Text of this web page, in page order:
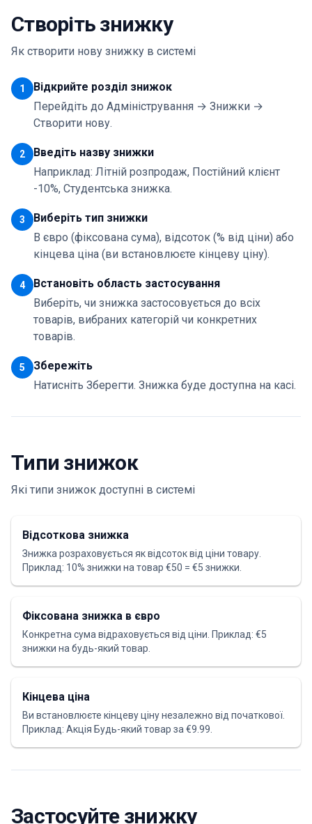
Створіть знижку
Як створити нову знижку в системі
1
Відкрийте розділ знижок
Перейдіть до Адміністрування → Знижки →
Створити нову.
2
Введіть назву знижки
Наприклад: Літній розпродаж, Постійний клієнт
-10%, Студентська знижка.
3
Виберіть тип знижки
В євро (фіксована сума), відсоток (% від ціни) або
кінцева ціна (ви встановлюєте кінцеву ціну).
4
Встановіть область застосування
Виберіть, чи знижка застосовується до всіх
товарів, вибраних категорій чи конкретних
товарів.
5
Збережіть
Натисніть Зберегти. Знижка буде доступна на касі.
Типи знижок
Які типи знижок доступні в системі
Відсоткова знижка
Знижка розраховується як відсоток від ціни товару.
Приклад: 10% знижки на товар €50 = €5 знижки.
Фіксована знижка в євро
Конкретна сума відраховується від ціни. Приклад: €5
знижки на будь-який товар.
Кінцева ціна
Ви встановлюєте кінцеву ціну незалежно від початкової.
Приклад: Акція Будь-який товар за €9.99.
Застосуйте знижку